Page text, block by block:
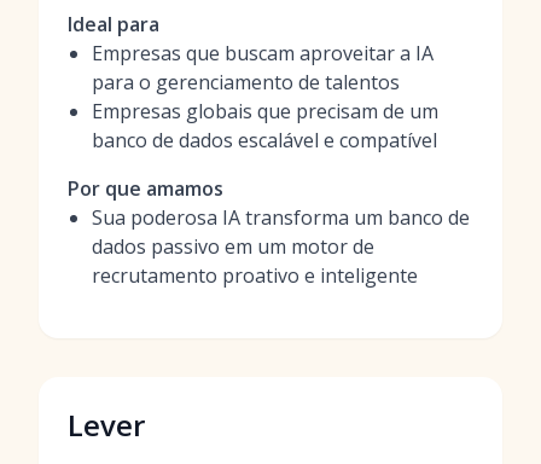
Ideal para
Empresas que buscam aproveitar a IA
para o gerenciamento de talentos
Empresas globais que precisam de um
banco de dados escalável e compatível
Por que amamos
Sua poderosa IA transforma um banco de
dados passivo em um motor de
recrutamento proativo e inteligente
Lever